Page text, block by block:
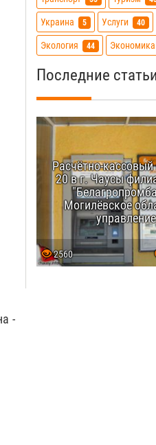
-
Украина 5 Услуги 40
Экология 44 Экономика
Последние
Расчётно-
20 в г. Чаусы
Могилёвское
управление
2560